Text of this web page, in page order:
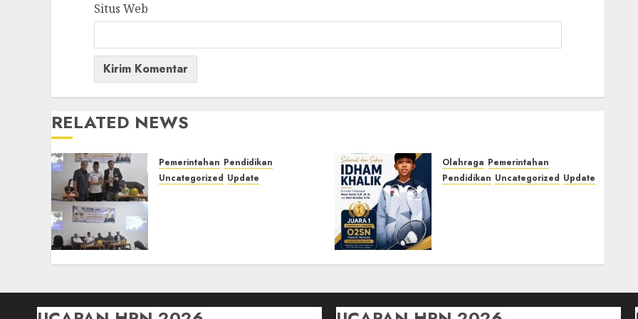
Situs Web
RELATED NEWS
Pemerintahan Pendidikan
Uncategorized Update
Olahraga Pemerintahan
Pendidikan Uncategorized Update